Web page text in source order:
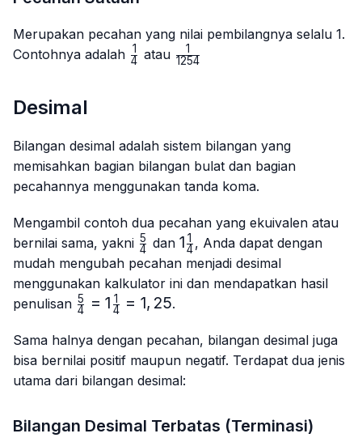
Merupakan pecahan yang nilai pembilangnya selalu 1.
Contohnya adalah \frac{1}
4
1 atau \frac{1}
1254
1
Desimal
Bilangan desimal adalah sistem bilangan yang
memisahkan bagian bilangan bulat dan bagian
pecahannya menggunakan tanda koma.
Mengambil contoh dua pecahan yang ekuivalen atau
bernilai sama, yakni \frac{5}
{4}
4
5 dan 1\frac{1}
{4}
14
1 , Anda dapat dengan
mudah mengubah pecahan menjadi desimal
menggunakan kalkulator ini dan mendapatkan hasil
penulisan \frac{5}
{4}=1,25
4
5 = 1 4
1 = 1, 25.
Sama halnya dengan pecahan, bilangan desimal juga
bisa bernilai positif maupun negatif. Terdapat dua jenis
utama dari bilangan desimal:
Bilangan Desimal Terbatas (Terminasi)